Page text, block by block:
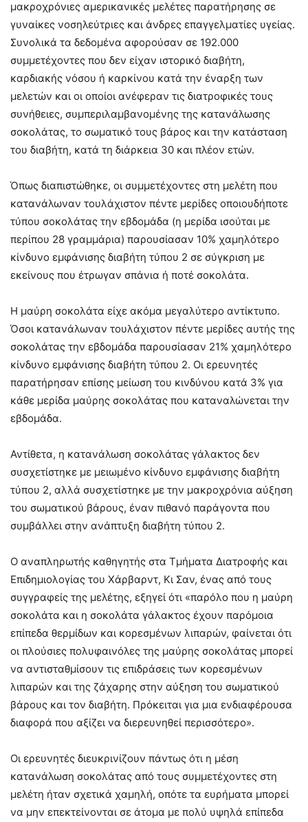
μακροχρόνιες αμερικανικές μελέτες παρατήρησης σε
γυναίκες νοσηλεύτριες και άνδρες επαγγελματίες υγείας.
Συνολικά τα δεδομένα αφορούσαν σε 192.000
συμμετέχοντες που δεν είχαν ιστορικό διαβήτη,
καρδιακής νόσου ή καρκίνου κατά την έναρξη των
μελετών και οι οποίοι ανέφεραν τις διατροφικές τους
συνήθειες, συμπεριλαμβανομένης της κατανάλωσης
σοκολάτας, το σωματικό τους βάρος και την κατάσταση
του διαβήτη, κατά τη διάρκεια 30 και πλέον ετών.
Όπως διαπιστώθηκε, οι συμμετέχοντες στη μελέτη που
κατανάλωναν τουλάχιστον πέντε μερίδες οποιουδήποτε
τύπου σοκολάτας την εβδομάδα (η μερίδα ισούται με
περίπου 28 γραμμάρια) παρουσίασαν 10% χαμηλότερο
κίνδυνο εμφάνισης διαβήτη τύπου 2 σε σύγκριση με
εκείνους που έτρωγαν σπάνια ή ποτέ σοκολάτα.
Η μαύρη σοκολάτα είχε ακόμα μεγαλύτερο αντίκτυπο.
Όσοι κατανάλωναν τουλάχιστον πέντε μερίδες αυτής της
σοκολάτας την εβδομάδα παρουσίασαν 21% χαμηλότερο
κίνδυνο εμφάνισης διαβήτη τύπου 2. Οι ερευνητές
παρατήρησαν επίσης μείωση του κινδύνου κατά 3% για
κάθε μερίδα μαύρης σοκολάτας που καταναλώνεται την
εβδομάδα.
Αντίθετα, η κατανάλωση σοκολάτας γάλακτος δεν
συσχετίστηκε με μειωμένο κίνδυνο εμφάνισης διαβήτη
τύπου 2, αλλά συσχετίστηκε με την μακροχρόνια αύξηση
του σωματικού βάρους, έναν πιθανό παράγοντα που
συμβάλλει στην ανάπτυξη διαβήτη τύπου 2.
Ο αναπληρωτής καθηγητής στα Τμήματα Διατροφής και
Επιδημιολογίας του Χάρβαρντ, Κι Σαν, ένας από τους
συγγραφείς της μελέτης, εξηγεί ότι «παρόλο που η μαύρη
σοκολάτα και η σοκολάτα γάλακτος έχουν παρόμοια
επίπεδα θερμίδων και κορεσμένων λιπαρών, φαίνεται ότι
οι πλούσιες πολυφαινόλες της μαύρης σοκολάτας μπορεί
να αντισταθμίσουν τις επιδράσεις των κορεσμένων
λιπαρών και της ζάχαρης στην αύξηση του σωματικού
βάρους και τον διαβήτη. Πρόκειται για μια ενδιαφέρουσα
διαφορά που αξίζει να διερευνηθεί περισσότερο».
Οι ερευνητές διευκρινίζουν πάντως ότι η μέση
κατανάλωση σοκολάτας από τους συμμετέχοντες στη
μελέτη ήταν σχετικά χαμηλή, οπότε τα ευρήματα μπορεί
να μην επεκτείνονται σε άτομα με πολύ υψηλά επίπεδα